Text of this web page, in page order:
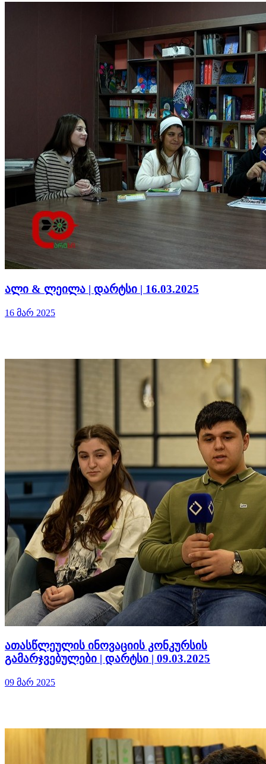
ალი & ლეილა | დარტსი | 16.03.2025
16 მარ 2025
ათასწლეულის ინოვაციის კონკურსის
გამარჯვებულები | დარტსი | 09.03.2025
09 მარ 2025